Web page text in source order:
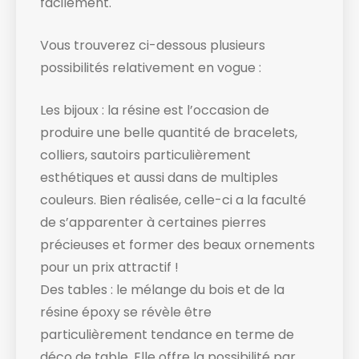
Vous trouverez ci-dessous plusieurs
possibilités relativement en vogue :
Les bijoux : la résine est l’occasion de
produire une belle quantité de bracelets,
colliers, sautoirs particulièrement
esthétiques et aussi dans de multiples
couleurs. Bien réalisée, celle-ci a la faculté
de s’apparenter à certaines pierres
précieuses et former des beaux ornements
pour un prix attractif !
Des tables : le mélange du bois et de la
résine époxy se révèle être
particulièrement tendance en terme de